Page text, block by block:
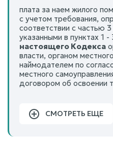
плата за наем жилого
с учетом требования,
соответствии с частью
указанными в пунктах 1 -
настоящего Кодекса
власти, органом
наймодателем по
местного
договором об освоении
СМОТРЕТЬ ЕЩЕ